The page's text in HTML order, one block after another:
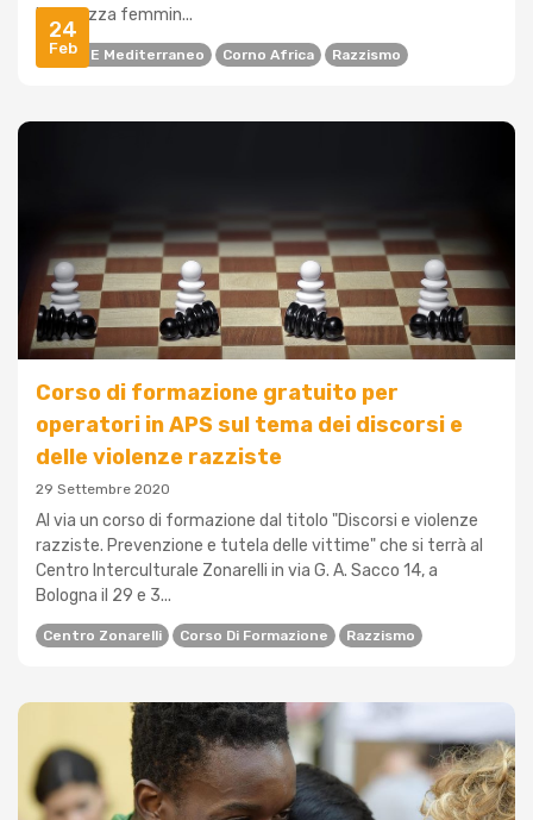
24
Feb
la bellezza femmin...
Africa E Mediterraneo Corno Africa Razzismo
Corso di formazione gratuito per
operatori in APS sul tema dei discorsi e
delle violenze razziste
29 Settembre 2020
Al via un corso di formazione dal titolo "Discorsi e violenze
razziste. Prevenzione e tutela delle vittime" che si terrà al
Centro Interculturale Zonarelli in via G. A. Sacco 14, a
Bologna il 29 e 3...
Centro Zonarelli Corso Di Formazione Razzismo